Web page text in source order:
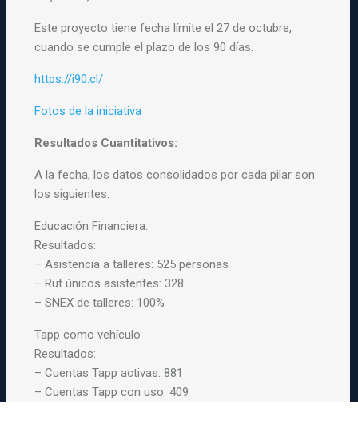
Este proyecto tiene fecha límite el 27 de octubre,
cuando se cumple el plazo de los 90 días.
https://i90.cl/
Fotos de la iniciativa
Resultados Cuantitativos:
A la fecha, los datos consolidados por cada pilar son
los siguientes:
Educación Financiera:
Resultados:
– Asistencia a talleres: 525 personas
– Rut únicos asistentes: 328
– SNEX de talleres: 100%
Tapp como vehículo
Resultados:
– Cuentas Tapp activas: 881
– Cuentas Tapp con uso: 409